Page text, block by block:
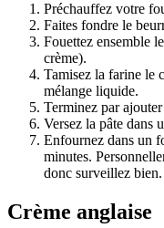
Préchauffez votre
Faites fondre le
Fouettez ensemble
crème).
Tamisez la farine le
mélange liquide.
Terminez par
Versez la pâte dans
Enfournez dans un
minutes.
donc surveillez
Crème anglaise